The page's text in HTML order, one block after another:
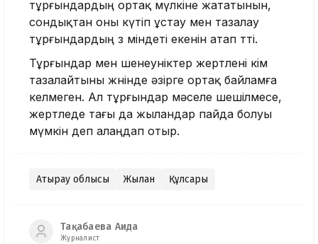
тұрғындардың ортақ мүлкіне жататынын,
сондықтан оны күтіп ұстау мен тазалау
тұрғындардың өз міндеті екенін атап өтті.
Тұрғындар мен шенеуніктер жертөлені кім
тазалайтыны жөнінде әзірге ортақ байламға
келмеген. Ал тұрғындар мәселе шешілмесе,
жертөледе тағы да жыландар пайда болуы
мүмкін деп алаңдап отыр.
Атырау облысы Жылан Құлсары
Тақабаева Аида
Журналист